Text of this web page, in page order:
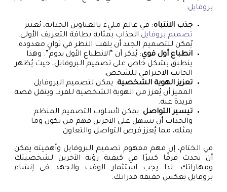
بروفايل:
جذب الانتباه: في عالم مليء بالعناوين الجذابة، يُعتبر
تصميم بروفايل الجذاب بمثابة بطاقة التعريف الأولى.
يُمكن للتصميم الجيد أن يلفت النظر في ثوانٍ معدودة.
انطباع أول قوي: يُذكر أن “الانطباع الأول يدوم”. وهذا
ينطبق بشكل خاص على تصميم البروفايل، حيث يُظهر
الجانب الاحترافي للشخص.
تعزيز الهوية الشخصية: يمكن لتصميم البروفايل
المميز أن يُعزز من الهوية الشخصية للفرد، وينقل قصة
فريدة عنه.
تيسير التواصل: يمكن لأسلوب التصميم المنظم
والجذاب أن يسهل على الآخرين فهم من تكون وما
يمثله، مما يُعزز فرص التواصل والتعاون.
في الختام، إن فهم مفهوم تصميم البروفايل وأهميته يمكن
أن يحدث فرقًا كبيرًا في كيفية رؤية الآخرين لشخصيتك
ومهاراتك. لذا يجب استثمار الوقت والجهد في إنشاء
بروفايل يعكس حقيقة قدراتك.